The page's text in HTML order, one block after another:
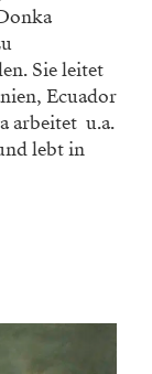
Sie leitet
Ecuador
arbeitet u.a.
lebt in